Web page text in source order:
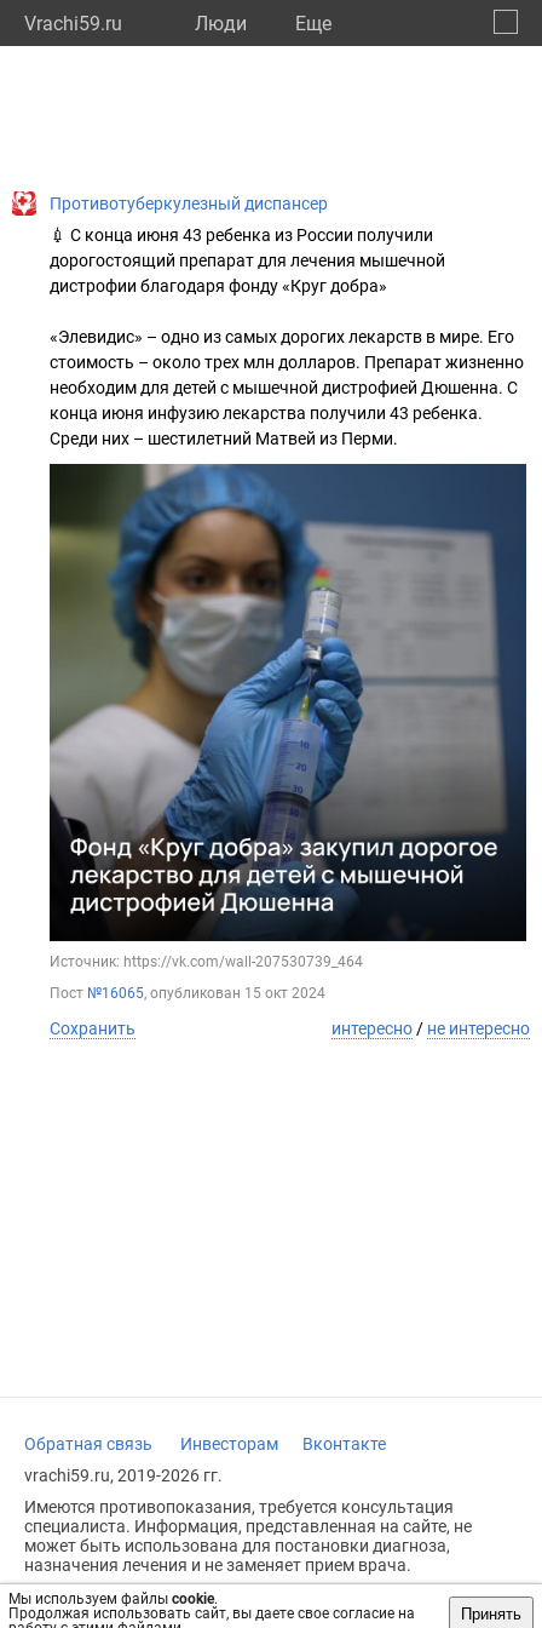
Vrachi59.ru Люди Eще
Мы используем файлы cookie.
Продолжая использовать сайт, вы даете свое согласие на
Принять
Противотуберкулезный диспансер
💉 С конца июня 43 ребенка из России получили
дорогостоящий препарат для лечения мышечной
дистрофии благодаря фонду «Круг добра»
«Элевидис» – одно из самых дорогих лекарств в мире. Его
стоимость – около трех млн долларов. Препарат жизненно
необходим для детей с мышечной дистрофией Дюшенна. С
конца июня инфузию лекарства получили 43 ребенка.
Среди них – шестилетний Матвей из Перми.
Источник: https://vk.com/wall-207530739_464
Пост №16065, опубликован 15 окт 2024
Сохранить интересно / не интересно
Обратная связь Инвесторам
Вконтакте
vrachi59.ru, 2019-2026 гг.
Имеются противопоказания, требуется консультация
специалиста. Информация, представленная на сайте, не
может быть использована для постановки диагноза,
назначения лечения и не заменяет прием врача.
Возрастное ограничение: 18+